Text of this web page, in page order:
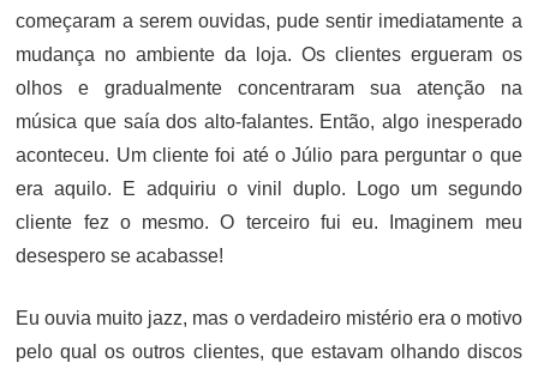
começaram a serem ouvidas, pude sentir imediatamente a
mudança no ambiente da loja. Os clientes ergueram os
olhos e gradualmente concentraram sua atenção na
música que saía dos alto-falantes. Então, algo inesperado
aconteceu. Um cliente foi até o Júlio para perguntar o que
era aquilo. E adquiriu o vinil duplo. Logo um segundo
cliente fez o mesmo. O terceiro fui eu. Imaginem meu
desespero se acabasse!
Eu ouvia muito jazz, mas o verdadeiro mistério era o motivo
pelo qual os outros clientes, que estavam olhando discos